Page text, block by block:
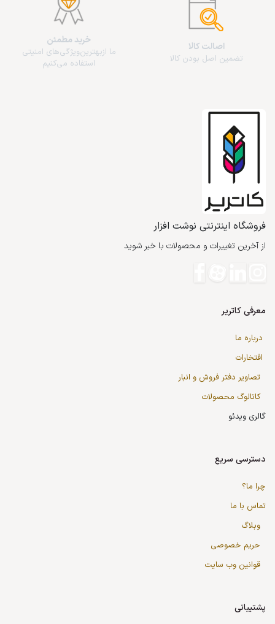
اصالت کالا
تضمین اصل بودن کالا
خرید مطمئن
ما از‌بهترین‌ویژگی‌های امنیتی
استفاده می‌کنیم
فروشگاه اینترنتی نوشت افزار
از آخرین تغییرات و محصولات با خبر شوید
معرفی کاتریر
درباره ما
افتخارات
تصاویر دفتر فروش و انبار
کاتالوگ محصولات
گالری ویدئو
دسترسی سریع
چرا ما؟
تماس با ما
وبلاگ
حریم خصوصی
قوانین وب سایت
پشتیبانی